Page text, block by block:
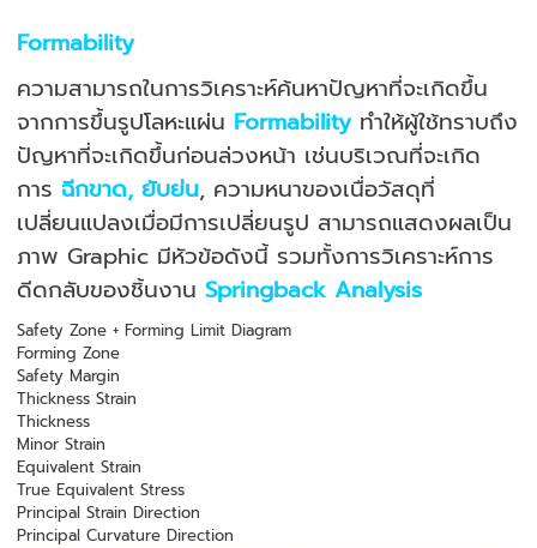
Formability
ความสามารถในการวิเคราะห์ค้นหาปัญหาที่จะเกิดขึ้น
จากการขึ้นรูปโลหะแผ่น Formability ทำให้ผู้ใช้ทราบถึง
ปัญหาที่จะเกิดขึ้นก่อนล่วงหน้า เช่นบริเวณที่จะเกิด
การฉีกขาด, ยับย่น, ความหนาของเนื่อวัสดุที่
เปลี่ยนแปลงเมื่อมีการเปลี่ยนรูป สามารถแสดงผลเป็น
ภาพ Graphic มีหัวข้อดังนี้ รวมทั้งการวิเคราะห์การ
ดีดกลับของชิ้นงานSpringback Analysis
Safety Zone + Forming Limit Diagram
Forming Zone
Safety Margin
Thickness Strain
Thickness
Minor Strain
Equivalent Strain
True Equivalent Stress
Principal Strain Direction
Principal Curvature Direction